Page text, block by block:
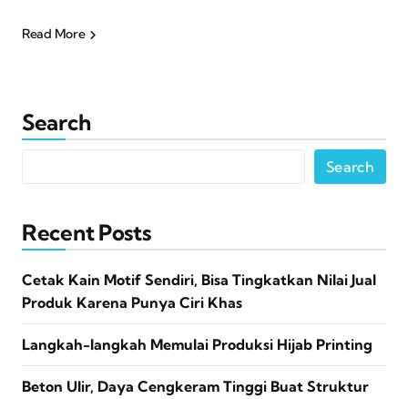
Read More
Search
Search
Recent Posts
Cetak Kain Motif Sendiri, Bisa Tingkatkan Nilai Jual
Produk Karena Punya Ciri Khas
Langkah-langkah Memulai Produksi Hijab Printing
Beton Ulir, Daya Cengkeram Tinggi Buat Struktur